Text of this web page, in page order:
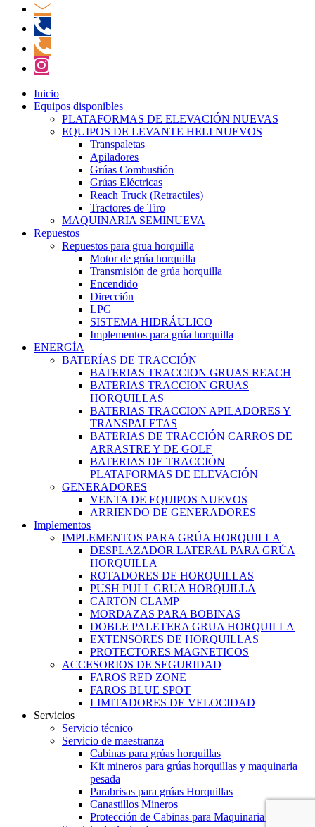
Inicio
Equipos disponibles
PLATAFORMAS DE ELEVACIÓN NUEVAS
EQUIPOS DE LEVANTE HELI NUEVOS
Transpaletas
Apiladores
Grúas Combustión
Grúas Eléctricas
Reach Truck (Retractiles)
Tractores de Tiro
MAQUINARIA SEMINUEVA
Repuestos
Repuestos para grua horquilla
Motor de grúa horquilla
Transmisión de grúa horquilla
Encendido
Dirección
LPG
SISTEMA HIDRÁULICO
Implementos para grúa horquilla
ENERGÍA
BATERÍAS DE TRACCIÓN
BATERIAS TRACCION GRUAS REACH
BATERIAS TRACCION GRUAS
HORQUILLAS
BATERIAS TRACCION APILADORES Y
TRANSPALETAS
BATERIAS DE TRACCIÓN CARROS DE
ARRASTRE Y DE GOLF
BATERIAS DE TRACCIÓN
PLATAFORMAS DE ELEVACIÓN
GENERADORES
VENTA DE EQUIPOS NUEVOS
ARRIENDO DE GENERADORES
Implementos
IMPLEMENTOS PARA GRÚA HORQUILLA
DESPLAZADOR LATERAL PARA GRÚA
HORQUILLA
ROTADORES DE HORQUILLAS
PUSH PULL GRUA HORQUILLA
CARTON CLAMP
MORDAZAS PARA BOBINAS
DOBLE PALETERA GRUA HORQUILLA
EXTENSORES DE HORQUILLAS
PROTECTORES MAGNETICOS
ACCESORIOS DE SEGURIDAD
FAROS RED ZONE
FAROS BLUE SPOT
LIMITADORES DE VELOCIDAD
Servicios
Servicio técnico
Servicio de maestranza
Cabinas para grúas horquillas
Kit mineros para grúas horquillas y maquinaria
pesada
Parabrisas para grúas Horquillas
Canastillos Mineros
Protección de Cabinas para Maquinaria Pesada